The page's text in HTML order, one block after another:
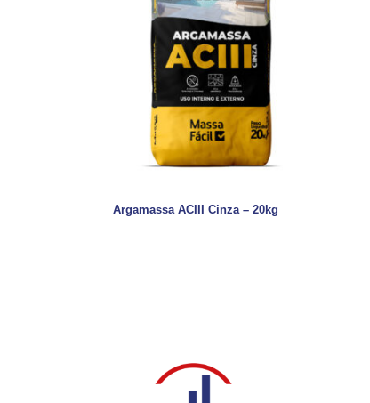
Argamassa ACIII Cinza – 20kg